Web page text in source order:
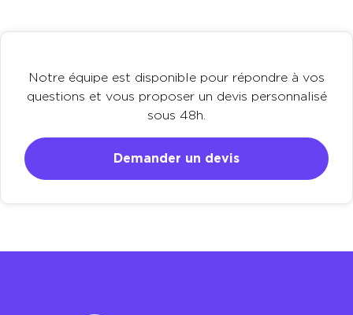
Notre équipe est disponible pour répondre à vos
questions et vous proposer un devis personnalisé
sous 48h.
Demander un devis